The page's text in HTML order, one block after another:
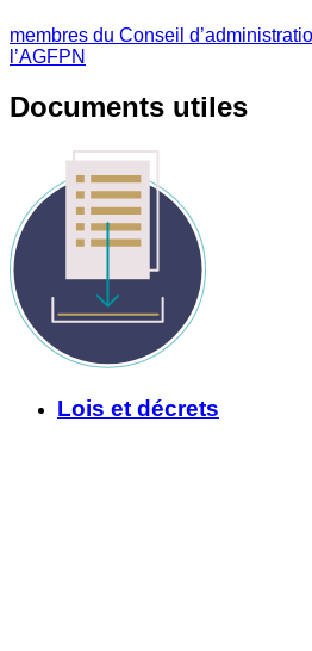
membres du Conseil
l’AGFPN
Documents utiles
Lois et décrets